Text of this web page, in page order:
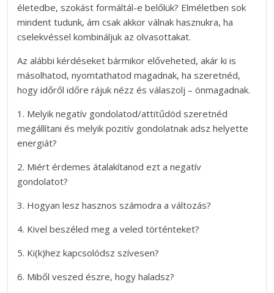
életedbe, szokást formáltál-e belőlük? Elméletben sok
mindent tudunk, ám csak akkor válnak hasznukra, ha
cselekvéssel kombináljuk az olvasottakat.
Az alábbi kérdéseket bármikor előveheted, akár ki is
másolhatod, nyomtathatod magadnak, ha szeretnéd,
hogy időről időre rájuk nézz és válaszolj – önmagadnak.
1. Melyik negatív gondolatod/attitűdöd szeretnéd
megállítani és melyik pozitív gondolatnak adsz helyette
energiát?
2. Miért érdemes átalakítanod ezt a negatív
gondolatot?
3. Hogyan lesz hasznos számodra a változás?
4. Kivel beszéled meg a veled történteket?
5. Ki(k)hez kapcsolódsz szívesen?
6. Miből veszed észre, hogy haladsz?